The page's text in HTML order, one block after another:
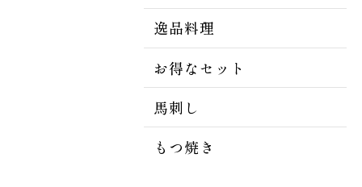
逸品料理
お得なセット
馬刺し
もつ焼き